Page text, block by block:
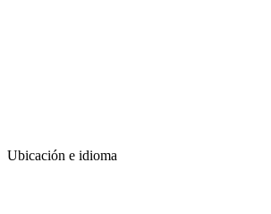
Ubicación e idioma